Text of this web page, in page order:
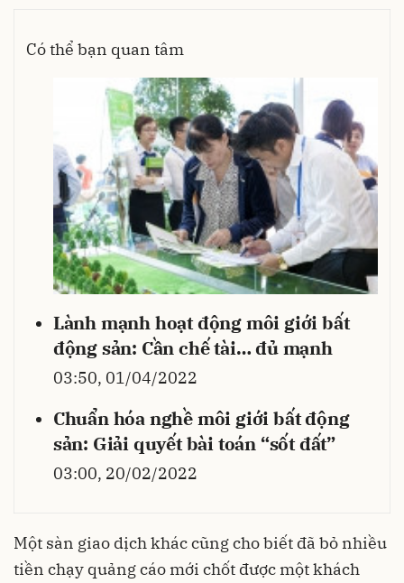
Có thể bạn quan tâm
Lành mạnh hoạt động môi giới bất
động sản: Cần chế tài… đủ mạnh
03:50, 01/04/2022
Chuẩn hóa nghề môi giới bất động
sản: Giải quyết bài toán “sốt đất”
03:00, 20/02/2022
Một sàn giao dịchkhác cũng cho biết đã bỏ nhiều
tiền chạy quảng cáo mới chốt được một khách